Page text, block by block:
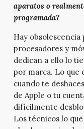
aparatos o
programada?
Hay
procesadores y
dedican a ello lo
por marca. Lo que
cuando te
de Apple o tu
difícilmente
Los técnicos lo